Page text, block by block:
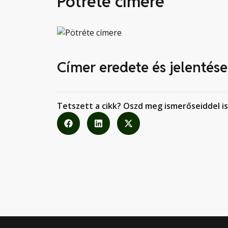
Címer eredete és jelentése
Tetszett a cikk? Oszd meg ismerőseiddel